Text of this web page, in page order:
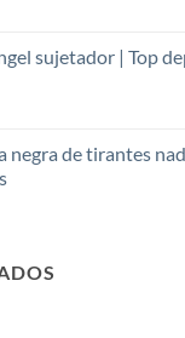
sujetador | Top
negra de tirantes